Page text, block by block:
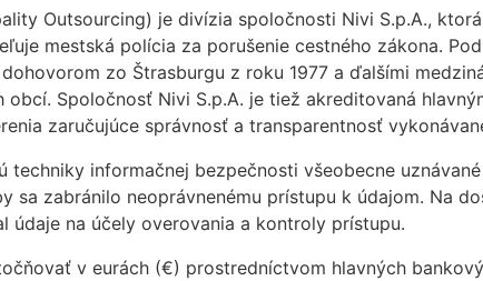
Outsourcing) je divízia spoločnosti Nivi S.p.A.,
mestská polícia za porušenie cestného zákona.
zo Štrasburgu z roku 1977 a ďalšími
Spoločnosť Nivi S.p.A. je tiež akreditovaná
zaručujúce správnosť a transparentnosť
techniky informačnej bezpečnosti všeobecne
sa zabránilo neoprávnenému prístupu k údajom. Na
údaje na účely overovania a kontroly prístupu.
v eurách (€) prostredníctvom hlavných